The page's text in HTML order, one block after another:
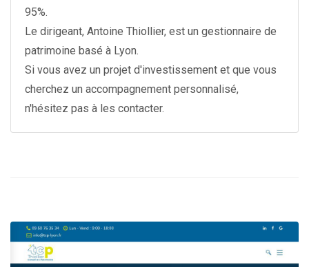
95%.
Le dirigeant, Antoine Thiollier, est un gestionnaire de
patrimoine basé à Lyon.
Si vous avez un projet d'investissement et que vous
cherchez un accompagnement personnalisé,
n'hésitez pas à les contacter.